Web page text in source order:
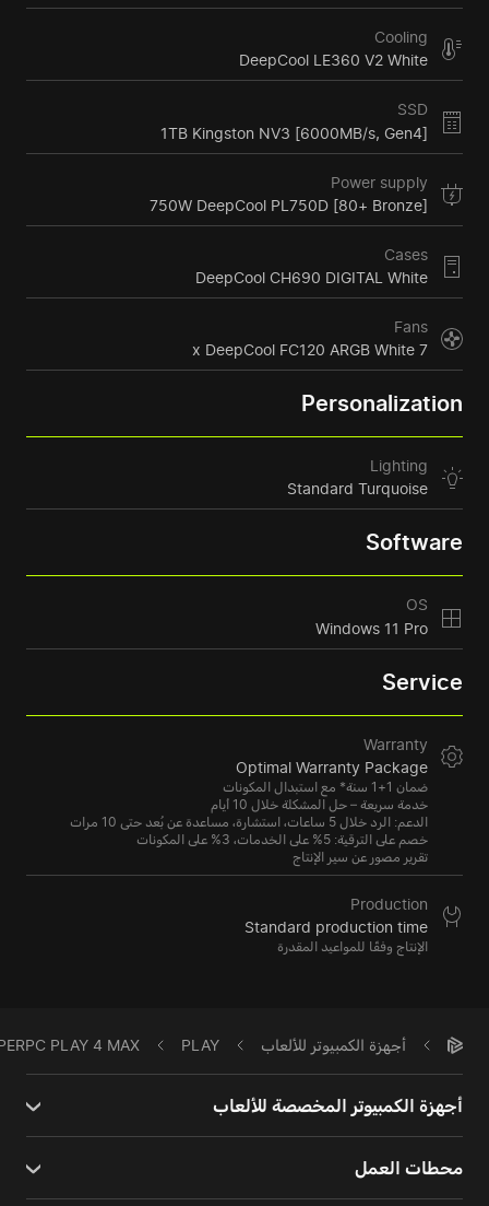
DeepCool LE360 V2 White
1TB Kingston NV3 [6000MB/s, Gen4]
750W DeepCool PL750D [80+ Bronze]
DeepCool CH690 DIGITAL White
7 x DeepCool FC120 ARGB White
Personalization
Standard Turquoise
Software
Windows 11 Pro
Service
Optimal Warranty Package
ضمان 1+1 سنة* مع استبدال المكونات
خدمة سريعة – حل المشكلة خلال 10 أيام
الدعم: الرد خلال 5 ساعات، استشارة، مساعدة عن بُعد حتى 10 مرات
خصم على الترقية: 5% على الخدمات، 3% على المكونات
تقرير مصور عن سير الإنتاج
Standard production time
الإنتاج وفقًا للمواعيد المقدرة
أجهزة الكمبيوتر للألعاب PLAY
PLAY 4 MAX
أجهزة الكمبيوتر المخصصة للألعاب
محطات العمل